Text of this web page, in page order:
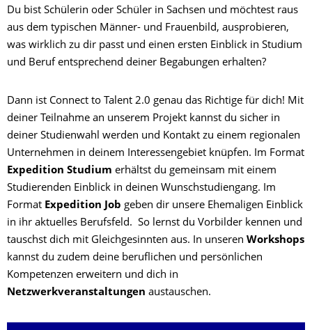
Du bist Schülerin oder Schüler in Sachsen und möchtest raus
aus dem typischen Männer- und Frauenbild, ausprobieren,
was wirklich zu dir passt und einen ersten Einblick in Studium
und Beruf entsprechend deiner Begabungen erhalten?
Dann ist Connect to Talent 2.0 genau das Richtige für dich! Mit
deiner Teilnahme an unserem Projekt kannst du sicher in
deiner Studienwahl werden und Kontakt zu einem regionalen
Unternehmen in deinem Interessengebiet knüpfen. Im Format
Expedition Studium erhältst du gemeinsam mit einem
Studierenden Einblick in deinen Wunschstudiengang. Im
Format Expedition Job geben dir unsere Ehemaligen Einblick
in ihr aktuelles Berufsfeld. So lernst du Vorbilder kennen und
tauschst dich mit Gleichgesinnten aus. In unseren Workshops
kannst du zudem deine beruflichen und persönlichen
Kompetenzen erweitern und dich in
Netzwerkveranstaltungen austauschen.